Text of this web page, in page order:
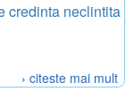
credinta neclintita
› citeste mai mult